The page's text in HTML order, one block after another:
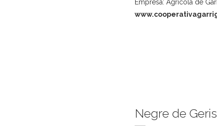
Empresa: Agrícola de
Negre de